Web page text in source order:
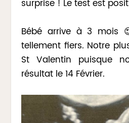
surprise ! Le test est
Bébé arrive à 3 mois
tellement fiers. Notre
St Valentin puisque
résultat le 14 Février.